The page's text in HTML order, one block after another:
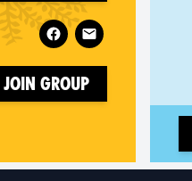
Charlbury on
Join Group